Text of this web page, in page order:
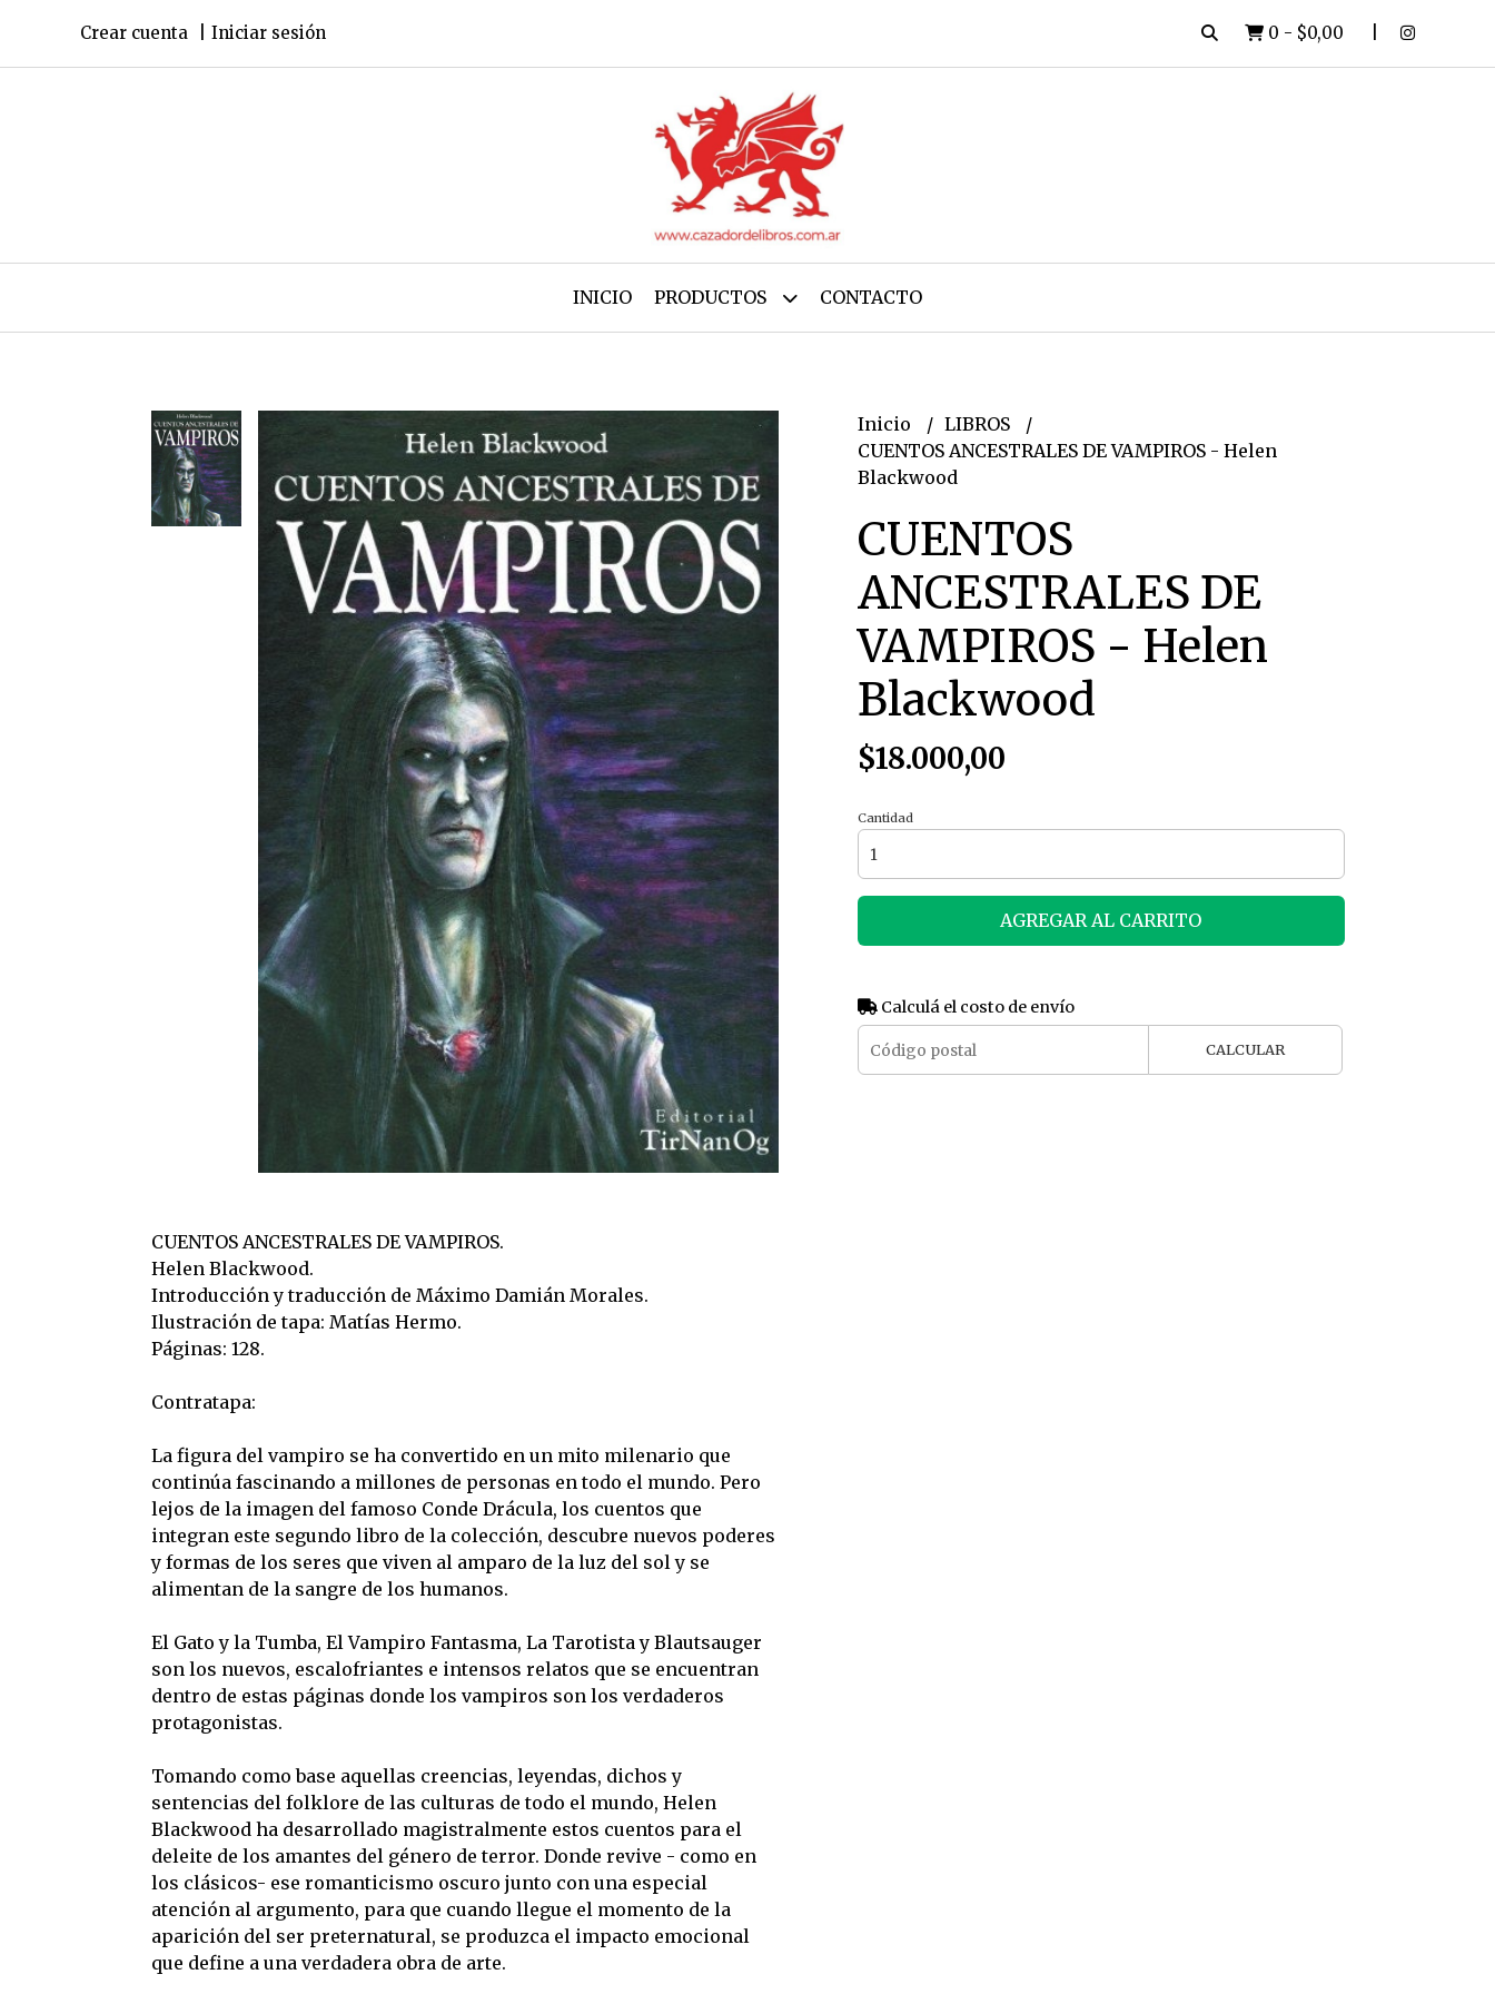
Crear cuenta Iniciar sesión 0 - $0,00
INICIO PRODUCTOS CONTACTO
CUENTOS ANCESTRALES DE VAMPIROS.
Helen Blackwood.
Introducción y traducción de Máximo Damián Morales.
Ilustración de tapa: Matías Hermo.
Páginas: 128.
Contratapa:
La figura del vampiro se ha convertido en un mito milenario que
continúa fascinando a millones de personas en todo el mundo. Pero
lejos de la imagen del famoso Conde Drácula, los cuentos que
integran este segundo libro de la colección, descubre nuevos poderes
y formas de los seres que viven al amparo de la luz del sol y se
alimentan de la sangre de los humanos.
El Gato y la Tumba, El Vampiro Fantasma, La Tarotista y Blautsauger
son los nuevos, escalofriantes e intensos relatos que se encuentran
dentro de estas páginas donde los vampiros son los verdaderos
protagonistas.
Tomando como base aquellas creencias, leyendas, dichos y
sentencias del folklore de las culturas de todo el mundo, Helen
Blackwood ha desarrollado magistralmente estos cuentos para el
deleite de los amantes del género de terror. Donde revive - como en
los clásicos- ese romanticismo oscuro junto con una especial
atención al argumento, para que cuando llegue el momento de la
aparición del ser preternatural, se produzca el impacto emocional
que define a una verdadera obra de arte.
Inicio
LIBROS
CUENTOS ANCESTRALES DE VAMPIROS - Helen
Blackwood
CUENTOS
ANCESTRALES DE
VAMPIROS - Helen
Blackwood
$18.000,00
Cantidad
AGREGAR AL CARRITO
Calculá el costo de envío
CALCULAR